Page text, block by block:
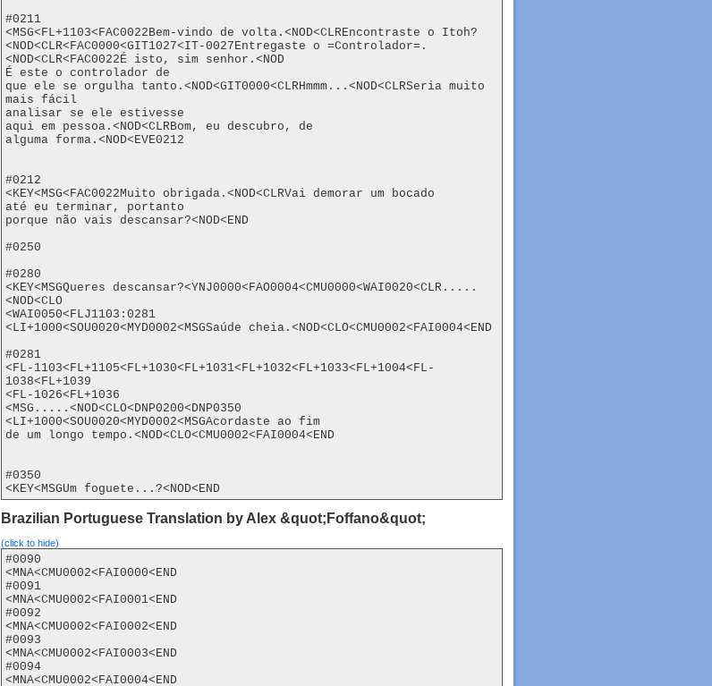
#0211
<MSG<FL+1103<FAC0022Bem-vindo de volta.<NOD<CLREncontraste o Itoh?
<NOD<CLR<FAC0000<GIT1027<IT-0027Entregaste o =Controlador=.
<NOD<CLR<FAC0022É isto, sim senhor.<NOD
É este o controlador de
que ele se orgulha tanto.<NOD<GIT0000<CLRHmmm...<NOD<CLRSeria muito
mais fácil
analisar se ele estivesse
aqui em pessoa.<NOD<CLRBom, eu descubro, de
alguma forma.<NOD<EVE0212
#0212
<KEY<MSG<FAC0022Muito obrigada.<NOD<CLRVai demorar um bocado
até eu terminar, portanto
porque não vais descansar?<NOD<END
#0250
#0280
<KEY<MSGQueres descansar?<YNJ0000<FAO0004<CMU0000<WAI0020<CLR.....
<NOD<CLO
<WAI0050<FLJ1103:0281
<LI+1000<SOU0020<MYD0002<MSGSaúde cheia.<NOD<CLO<CMU0002<FAI0004<END
#0281
<FL-1103<FL+1105<FL+1030<FL+1031<FL+1032<FL+1033<FL+1004<FL-
1038<FL+1039
<FL-1026<FL+1036
<MSG.....<NOD<CLO<DNP0200<DNP0350
<LI+1000<SOU0020<MYD0002<MSGAcordaste ao fim
de um longo tempo.<NOD<CLO<CMU0002<FAI0004<END
#0350
<KEY<MSGUm foguete...?<NOD<END
Brazilian Portuguese Translation by Alex &quot;Foffano&quot;
(click to hide)
#0090
<MNA<CMU0002<FAI0000<END
#0091
<MNA<CMU0002<FAI0001<END
#0092
<MNA<CMU0002<FAI0002<END
#0093
<MNA<CMU0002<FAI0003<END
#0094
<MNA<CMU0002<FAI0004<END